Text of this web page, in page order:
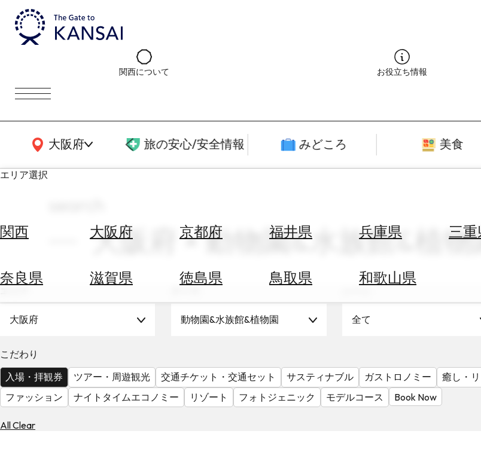
関西について お役立ち情報
大阪府
関西広域MAP 旅の安心/安全情報 みどころ 美食
エリア選択
関西 大阪府 京都府 福井県 兵庫県 三重
奈良県 滋賀県 徳島県 鳥取県 和歌山県
ホ
す
替
を
調
べ
天
大阪府 × 動物園&水族館&植
大阪府 動物園&水族館&植物園 全て
こだわり
入場・拝観券
ツアー・周遊観光 交通チケット・交通セット サスティナブル ガストロノミー 癒し・
ファッション
ナイトタイムエコノミー リゾート フォトジェニック モデルコース Book Now
All Clear